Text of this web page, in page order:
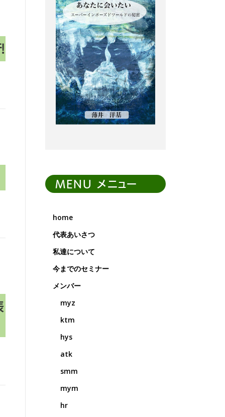
MENU メニュー
home
代表あいさつ
私達について
今までのセミナー
メンバー
myz
ktm
hys
atk
smm
mym
hr